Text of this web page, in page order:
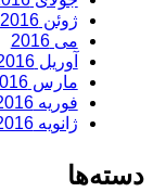
ژوئن 2016
می 2016
آوریل 2016
مارس 2016
فوریه 2016
ژانویه 2016
دسته‌ها